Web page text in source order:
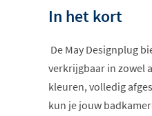
In het kort
De May Designplug
verkrijgbaar in zowel
kleuren, volledig
kun je jouw